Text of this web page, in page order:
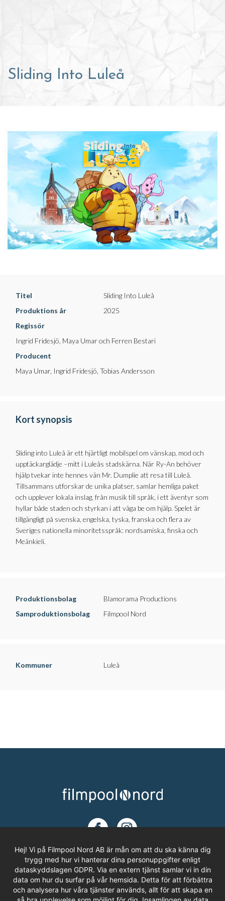
Sliding Into Luleå
Titel
Sliding Into Luleå
Produktions år
2025
Regissör
Ingrid Fridesjö, Maya Umar och Ferren Bestari
Producent
Maya Umar, Ingrid Fridesjö, Tobias Andersson
Kort synopsis
Sliding into Luleå är ett hjärtligt mobilspel om vänskap, mod och
upptäckarglädje –mitt i Luleås stadskärna. När Ry-An behöver
hjälp tvekar inte hennes vän Mr. Dumplie att resa till Luleå.
Tillsammans utforskar de unika platser, samlar hemliga paket
och upplever lokala inslag, från musik till språk, i ett äventyr som
hyllar både staden och styrkan i att våga be om hjälp. Spelet är
tillgängligt på svenska, engelska, tyska, franska och flera av
Sveriges nationella minoritetsspråk: nordsamiska, finska och
Meänkieli.
Produktionsbolag
Blamorama Productions
Samproduktionsbolag
Filmpool Nord
Kommuner Luleå
ADRESS
Filmpool Nord AB
Hej! Vi på Filmpool Nord AB är mån om att du ska känna dig
trygg med hur vi hanterar dina personuppgifter enligt
dataskyddslagen GDPR. Via en extern tjänst samlar vi in din
data om hur du surfar på vår hemsida. Detta för att förbättra
och analysera hur våra tjänster används, allt för att skapa en